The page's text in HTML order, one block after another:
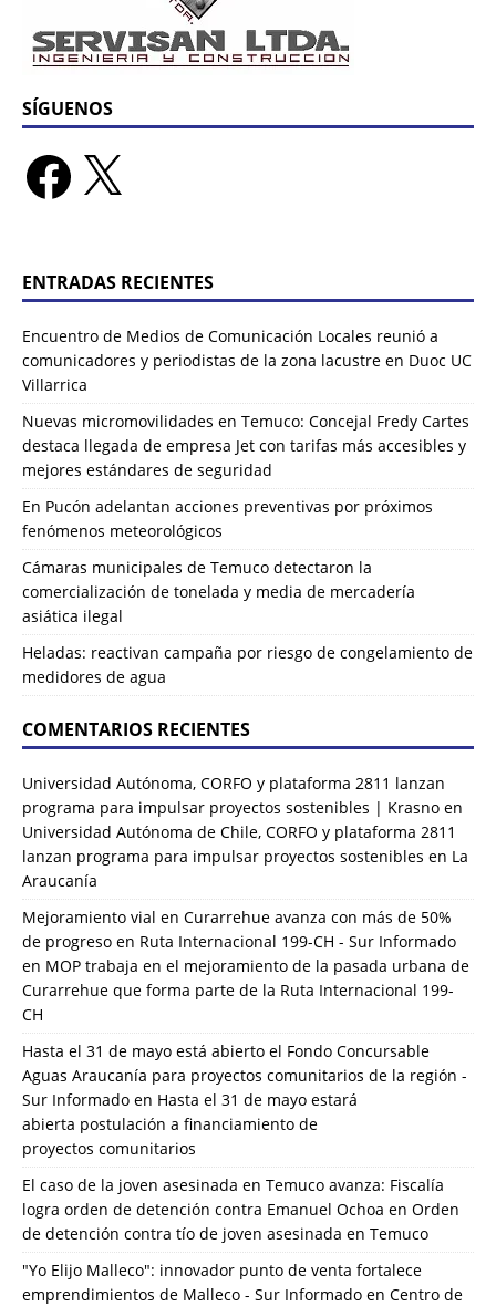
SÍGUENOS
ENTRADAS RECIENTES
Encuentro de Medios de Comunicación Locales reunió a
comunicadores y periodistas de la zona lacustre en Duoc UC
Villarrica
Nuevas micromovilidades en Temuco: Concejal Fredy Cartes
destaca llegada de empresa Jet con tarifas más accesibles y
mejores estándares de seguridad
En Pucón adelantan acciones preventivas por próximos
fenómenos meteorológicos
Cámaras municipales de Temuco detectaron la
comercialización de tonelada y media de mercadería
asiática ilegal
Heladas: reactivan campaña por riesgo de congelamiento de
medidores de agua
COMENTARIOS RECIENTES
Universidad Autónoma, CORFO y plataforma 2811 lanzan
programa para impulsar proyectos sostenibles | Krasno en
Universidad Autónoma de Chile, CORFO y plataforma 2811
lanzan programa para impulsar proyectos sostenibles en La
Araucanía
Mejoramiento vial en Curarrehue avanza con más de 50%
de progreso en Ruta Internacional 199-CH - Sur Informado
en MOP trabaja en el mejoramiento de la pasada urbana de
Curarrehue que forma parte de la Ruta Internacional 199-
CH
Hasta el 31 de mayo está abierto el Fondo Concursable
Aguas Araucanía para proyectos comunitarios de la región -
Sur Informado en Hasta el 31 de mayo estará
abierta postulación a financiamiento de
proyectos comunitarios
El caso de la joven asesinada en Temuco avanza: Fiscalía
logra orden de detención contra Emanuel Ochoa en Orden
de detención contra tío de joven asesinada en Temuco
"Yo Elijo Malleco": innovador punto de venta fortalece
emprendimientos de Malleco - Sur Informado en Centro de